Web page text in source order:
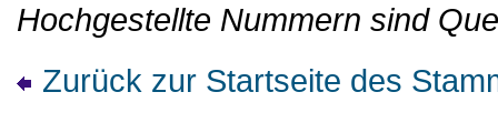
Hochgestellte Nummern sind
Zurück zur Startseite des